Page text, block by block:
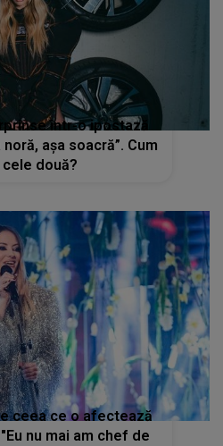
într-o ipostază
așa soacră”. Cum
două?
ceea ce o afectează
nu mai am chef de